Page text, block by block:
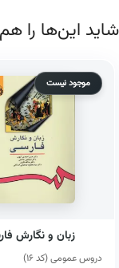
شاید این‌ها را
موجود نیست
زبان و نگارش
دروس عمومی (کد ۱۶)